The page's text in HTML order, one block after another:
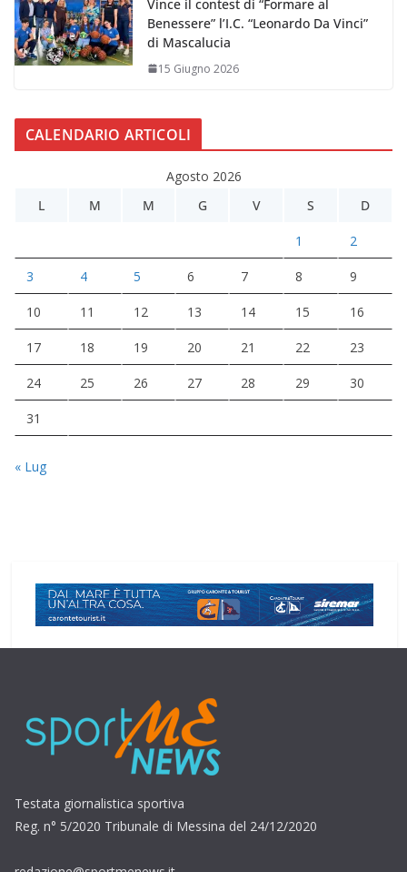
Vince il contest di “Formare al
Benessere” l’I.C. “Leonardo Da Vinci”
di Mascalucia
15 Giugno 2026
CALENDARIO ARTICOLI
Agosto 2026
L
M M G V S D
1 2
3 4 5 6 7 8 9
10 11 12 13 14 15 16
17 18 19 20 21 22 23
24 25 26 27 28 29 30
31
« Lug
Testata giornalistica sportiva
Reg. n° 5/2020 Tribunale di Messina del 24/12/2020